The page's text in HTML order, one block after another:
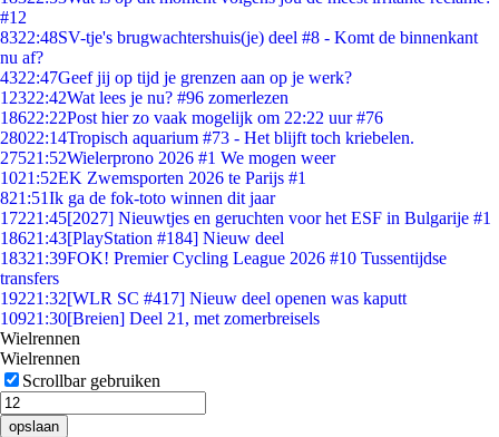
#12
8322:48SV-tje's brugwachtershuis(je) deel #8 - Komt de binnenkant
nu af?
4322:47Geef jij op tijd je grenzen aan op je werk?
12322:42Wat lees je nu? #96 zomerlezen
18622:22Post hier zo vaak mogelijk om 22:22 uur #76
28022:14Tropisch aquarium #73 - Het blijft toch kriebelen.
27521:52Wielerprono 2026 #1 We mogen weer
1021:52EK Zwemsporten 2026 te Parijs #1
821:51Ik ga de fok-toto winnen dit jaar
17221:45[2027] Nieuwtjes en geruchten voor het ESF in Bulgarije #1
18621:43[PlayStation #184] Nieuw deel
18321:39FOK! Premier Cycling League 2026 #10 Tussentijdse
transfers
19221:32[WLR SC #417] Nieuw deel openen was kaputt
10921:30[Breien] Deel 21, met zomerbreisels
Wielrennen
Wielrennen
Scrollbar gebruiken
opslaan